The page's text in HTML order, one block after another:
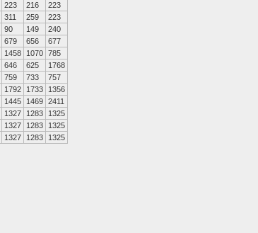
223 216
223
311 259
223
90 149
240
679 656
677
1458 1070 785
646 625
1768
759 733
757
1792 1733
1356
1445 1469 2411
1327 1283
1325
1327 1283
1325
1327 1283 1325